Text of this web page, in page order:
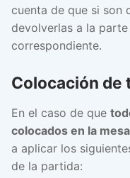
cuenta de que si son
devolverlas a la
correspondiente.
Colocación de
En el caso de que
colocados en la
a aplicar los
de la partida: